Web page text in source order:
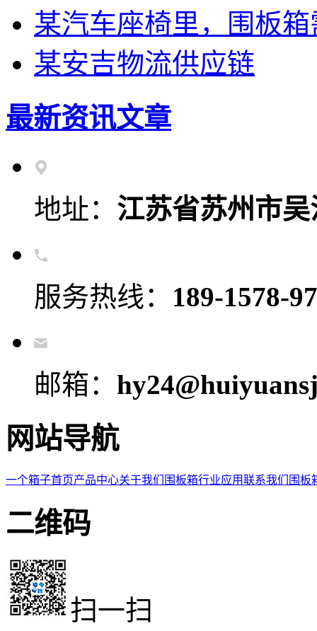
某汽车座椅里，围板
某安吉物流供应链
最新资讯文章
地址： 江苏省苏州市
服务热线： 189-1578-
邮箱：
网站导航
一个箱子首页产品中心关于我们 围板箱行业应用联系我们 围板
二维码
扫一扫